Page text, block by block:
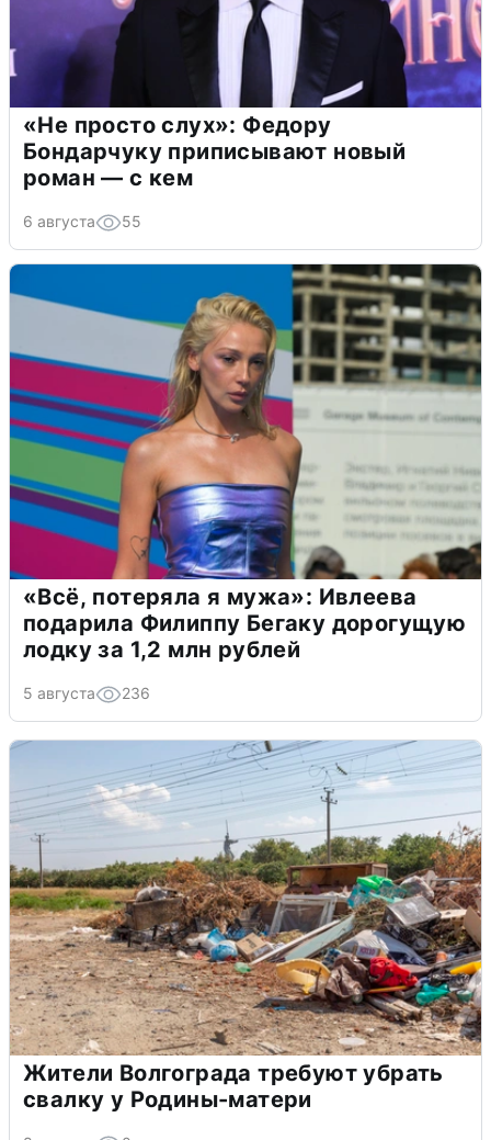
«Не просто слух»: Федору
Бондарчуку приписывают новый
роман — с кем
6 августа 55
«Всё, потеряла я мужа»: Ивлеева
подарила Филиппу Бегаку дорогущую
лодку за 1,2 млн рублей
5 августа 236
Жители Волгограда требуют убрать
свалку у Родины-матери